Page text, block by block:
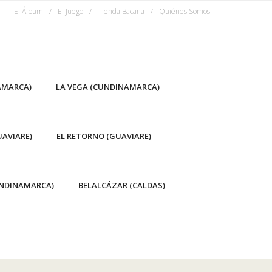
El Álbum El Juego Tienda Bacana Quiénes Somos
LA VEGA (CUNDINAMARCA)
EL RETORNO (GUAVIARE)
BELALCÁZAR (CALDAS)